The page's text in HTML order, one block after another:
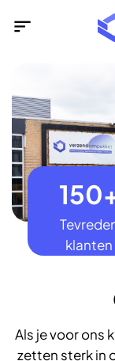
naar
klanten
Als je voor ons
zetten sterk in